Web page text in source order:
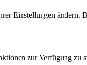
Einstellungen
zur Verfügung zu